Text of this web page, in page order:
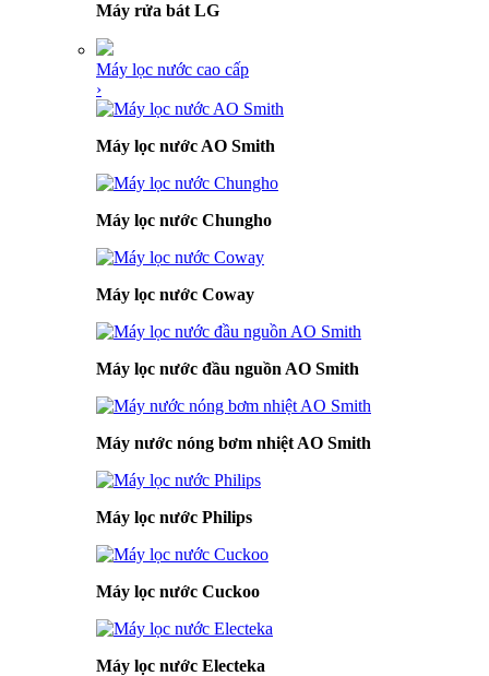
Máy rửa bát LG
Máy lọc nước cao cấp
›
Máy lọc nước AO Smith
Máy lọc nước Chungho
Máy lọc nước Coway
Máy lọc nước đầu nguồn AO Smith
Máy nước nóng bơm nhiệt AO Smith
Máy lọc nước Philips
Máy lọc nước Cuckoo
Máy lọc nước Electeka